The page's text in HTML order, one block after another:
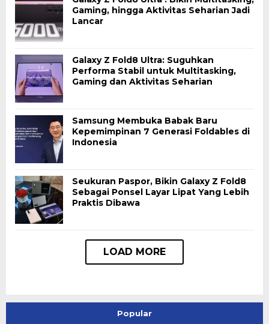
Gaming, hingga Aktivitas Seharian Jadi
Lancar
Galaxy Z Fold8 Ultra: Suguhkan
Performa Stabil untuk Multitasking,
Gaming dan Aktivitas Seharian
Samsung Membuka Babak Baru
Kepemimpinan 7 Generasi Foldables di
Indonesia
Seukuran Paspor, Bikin Galaxy Z Fold8
Sebagai Ponsel Layar Lipat Yang Lebih
Praktis Dibawa
Popular